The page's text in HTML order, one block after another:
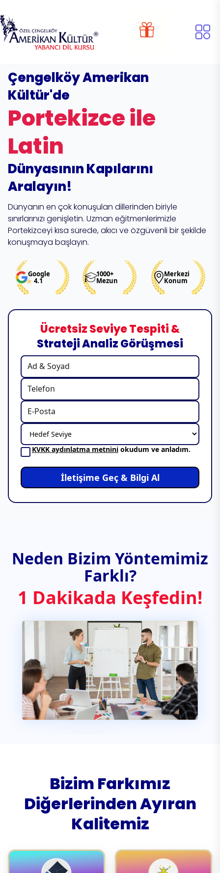
Çengelköy Amerikan
Kültür'de
Portekizce ile
Latin
Dünyasının Kapılarını
Aralayın!
Dünyanın en çok konuşulan dillerinden biriyle
sınırlarınızı genişletin. Uzman eğitmenlerimizle
Portekizceyi kısa sürede, akıcı ve özgüvenli bir şekilde
konuşmaya başlayın.
Google
4.1
1000+
Mezun
Merkezi
Konum
Ücretsiz Seviye Tespiti &
Strateji Analiz Görüşmesi
KVKK aydınlatma metnini okudum ve anladım.
İletişime Geç & Bilgi Al
Neden Bizim Yöntemimiz
Farklı?
1 Dakikada Keşfedin!
Bizim Farkımız
Diğerlerinden Ayıran
Kalitemiz